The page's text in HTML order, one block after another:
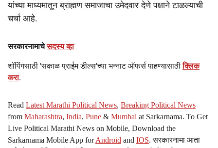
यांच्या माध्यमातून ब्राह्मण समाजाचा उमेदवार देणे पक्षाने टाळल्याची
चर्चा आहे.
सरकारनामाचेसदस्य व्हा
शॉपिंगसाठी 'सकाळ प्राईम डील्स'च्या भन्नाट ऑफर्स पाहण्यासाठीक्लिक
करा.
Read Latest Marathi Political News, Breaking Political News
from Maharashtra, India, Pune & Mumbai at Sarkarnama. To Get
Live Political Marathi News on Mobile, Download the
Sarkarnama Mobile App forAndroid and IOS. सरकारनामा आता